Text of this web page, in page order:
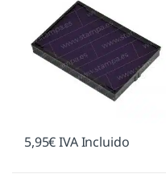
5,95€IVA Incluido